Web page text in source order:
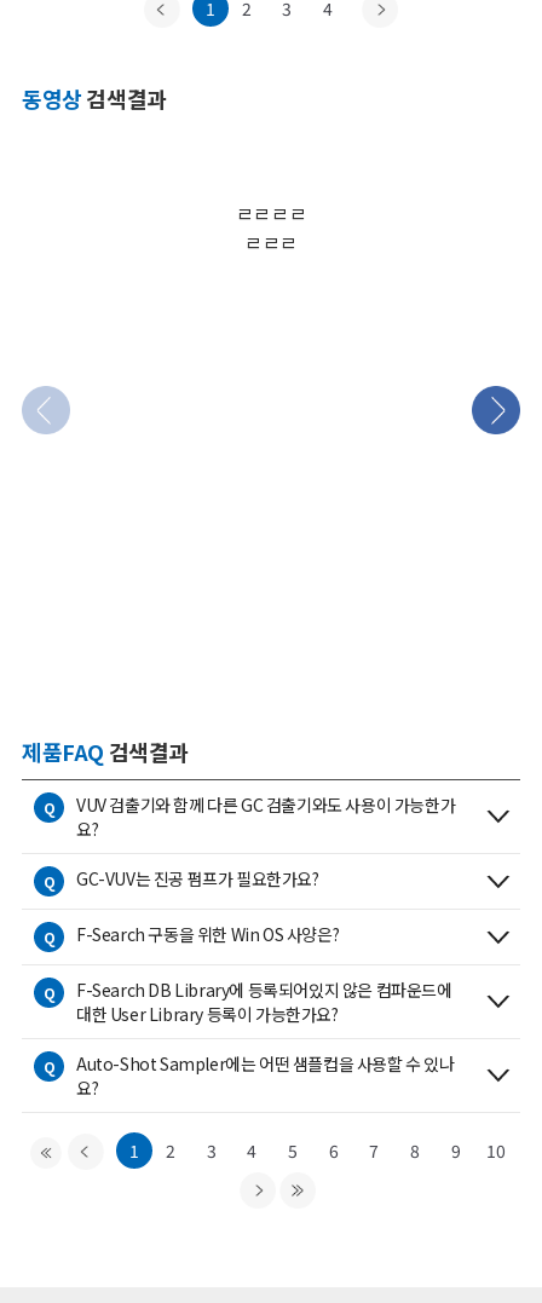
1 2 3 4
동영상검색결과
ㄹㄹㄹㄹ
ㄹㄹㄹ
제품FAQ 검색결과
Q
VUV 검출기와 함께 다른 GC 검출기와도 사용이 가능한가
요?
Q GC-VUV는 진공 펌프가 필요한가요?
Q F-Search 구동을 위한 Win OS 사양은?
Q
F-Search DB Library에 등록되어있지 않은 컴파운드에
대한 User Library 등록이 가능한가요?
Q
Auto-Shot Sampler에는 어떤 샘플컵을 사용할 수 있나
요?
1 2 3 4 5 6 7 8 9 10